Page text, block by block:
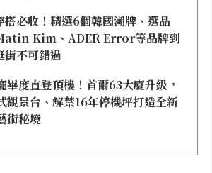
搭必收！精選6個韓國潮牌、選品
Kim、ADER Error等品牌到
街不可錯過
畢度直登頂樓！首爾63大廈升級，
觀景台、解禁16年停機坪打造全新
術秘境